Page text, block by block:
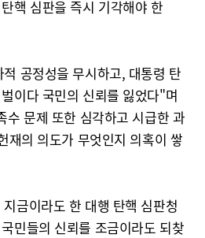
핵 심판을 즉시 기각해야 한
공정성을 무시하고, 대통령 탄
이다 국민의 신뢰를 잃었다"며
수 문제 또한 심각하고 시급한 과
재의 의도가 무엇인지 의혹이 쌓
금이라도 한 대행 탄핵 심판청
민들의 신뢰를 조금이라도 되찾